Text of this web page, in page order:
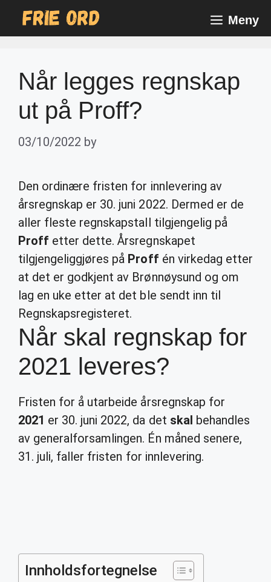
Meny
Når legges regnskap
ut på Proff?
03/10/2022 by
Den ordinære fristen for innlevering av
årsregnskap er 30. juni 2022. Dermed er de
aller fleste regnskapstall tilgjengelig på
Proff etter dette. Årsregnskapet
tilgjengeliggjøres på Proff én virkedag etter
at det er godkjent av Brønnøysund og om
lag en uke etter at det ble sendt inn til
Regnskapsregisteret.
Når skal regnskap for
2021 leveres?
Fristen for å utarbeide årsregnskap for
2021 er 30. juni 2022, da det skal behandles
av generalforsamlingen. Én måned senere,
31. juli, faller fristen for innlevering.
Innholdsfortegnelse